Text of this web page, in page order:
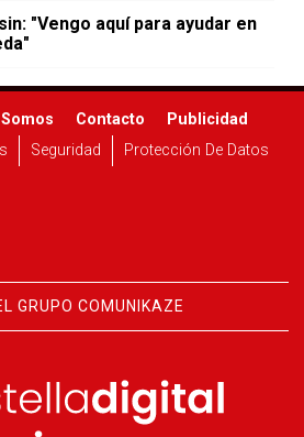
"Vengo aquí para ayudar en
Contacto
Publicidad
Seguridad Protección De Datos
GRUPO COMUNIKAZE